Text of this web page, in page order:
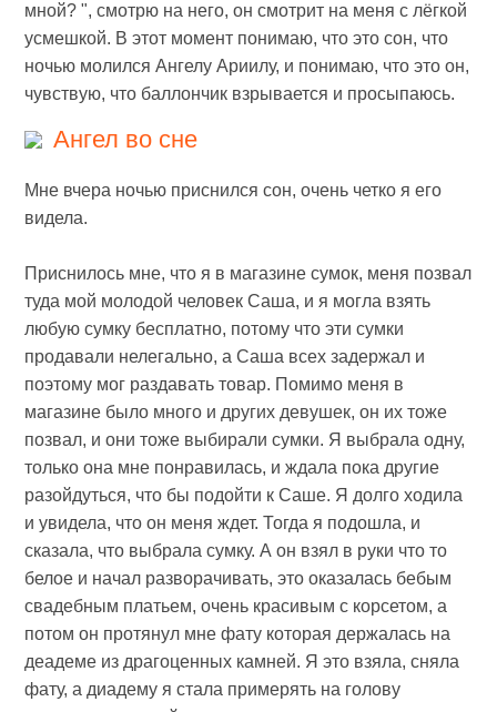
мной? ", смотрю на него, он смотрит на меня с лёгкой
усмешкой. В этот момент понимаю, что это сон, что
ночью молился Ангелу Ариилу, и понимаю, что это он,
чувствую, что баллончик взрывается и просыпаюсь.
Ангел во сне
Мне вчера ночью приснился сон, очень четко я его
видела.
Приснилось мне, что я в магазине сумок, меня позвал
туда мой молодой человек Саша, и я могла взять
любую сумку бесплатно, потому что эти сумки
продавали нелегально, а Саша всех задержал и
поэтому мог раздавать товар. Помимо меня в
магазине было много и других девушек, он их тоже
позвал, и они тоже выбирали сумки. Я выбрала одну,
только она мне понравилась, и ждала пока другие
разойдуться, что бы подойти к Саше. Я долго ходила
и увидела, что он меня ждет. Тогда я подошла, и
сказала, что выбрала сумку. А он взял в руки что то
белое и начал разворачивать, это оказалась бебым
свадебным платьем, очень красивым с корсетом, а
потом он протянул мне фату которая держалась на
деадеме из драгоценных камней. Я это взяла, сняла
фату, а диадему я стала примерять на голову